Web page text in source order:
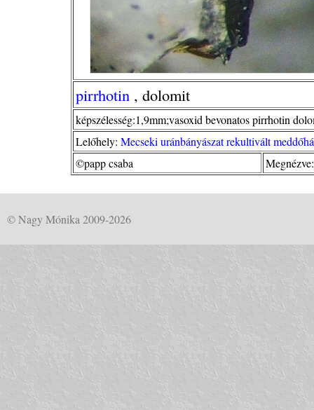
pirrhotin , dolomit
képszélesség:1,9mm;vasoxid bevonatos pirrhotin
Lelőhely: Mecseki uránbányászat rekultivált
©papp csaba
© Nagy Mónika 2009-2026